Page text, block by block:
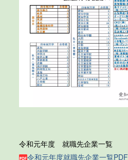
令和元年度 就職先企業一覧
令和元年度就職先企業一覧PDF